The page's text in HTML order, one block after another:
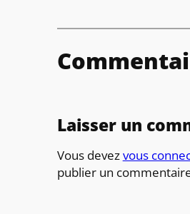
Laisser un
Vous devezvous
publier un